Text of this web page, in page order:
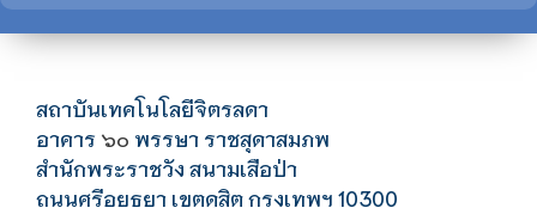
สถาบันเทคโนโลยีจิตรลดา
อาคาร ๖๐ พรรษา ราชสุดาสมภพ
สำนักพระราชวัง สนามเสือป่า
ถนนศรีอยุธยา เขตดุสิต กรุงเทพฯ 10300